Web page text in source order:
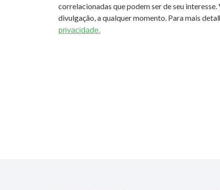
correlacionadas que podem ser de seu
divulgação, a qualquer momento. Para mais
privacidade.